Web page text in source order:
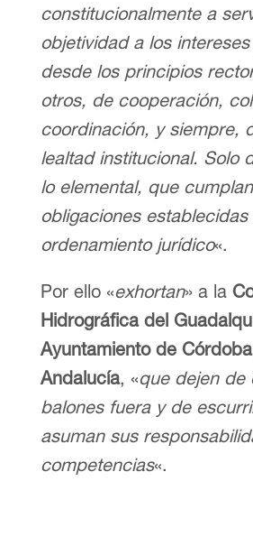
constitucionalmente a
objetividad a los
desde los principios
otros, de cooperación,
coordinación, y siempre,
lealtad institucional. Solo
lo elemental, que
obligaciones establecidas
ordenamiento jurídico«.
Por ello «exhortan» a la
Hidrográfica del
Ayuntamiento de Córdoba
Andalucía, «que dejen de
balones fuera y de
asuman sus
competencias«.